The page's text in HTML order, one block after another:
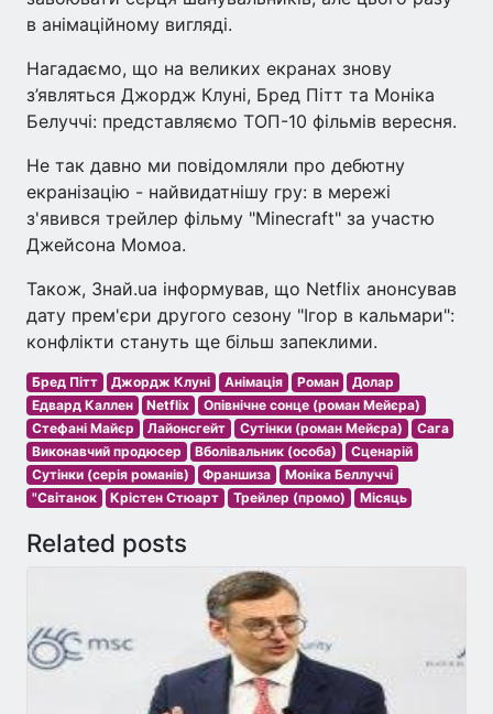
в анімаційному вигляді.
Нагадаємо, що на великих екранах знову
з’являться Джордж Клуні, Бред Пітт та Моніка
Белуччі: представляємо ТОП-10 фільмів вересня.
Не так давно ми повідомляли про дебютну
екранізацію - найвидатнішу гру: в мережі
з'явився трейлер фільму "Minecraft" за участю
Джейсона Момоа.
Також, Знай.ua інформував, що Netflix анонсував
дату прем'єри другого сезону "Ігор в кальмари":
конфлікти стануть ще більш запеклими.
Бред Пітт Джордж Клуні Анімація Роман
Долар
Едвард Каллен
Netflix
Опівнічне сонце (роман Мейєра)
Стефані Майєр
Лайонсгейт Сутінки (роман Мейєра)
Сага
Виконавчий продюсер
Вболівальник (особа)
Сценарій
Сутінки (серія романів)
Франшиза
Моніка Беллуччі
"Світанок
Крістен Стюарт Трейлер (промо) Місяць
Related posts